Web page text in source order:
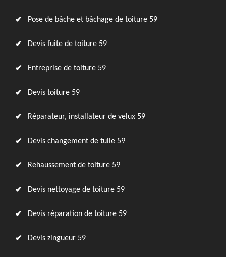
Pose de bâche et bâchage de toiture 59
Devis fuite de toiture 59
Entreprise de toiture 59
Devis toiture 59
Réparateur, installateur de velux 59
Devis changement de tuile 59
Rehaussement de toiture 59
Devis nettoyage de toiture 59
Devis réparation de toiture 59
Devis zingueur 59